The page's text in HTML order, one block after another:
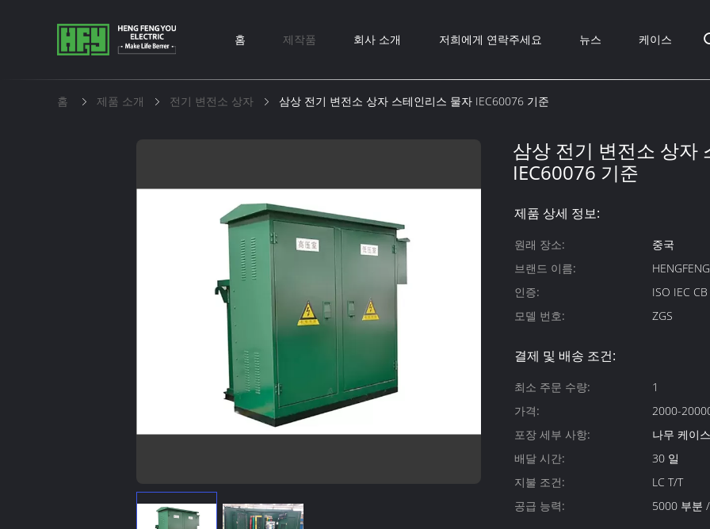
홈 제작품 회사 소개 저희에게 연락주세요 뉴스 케이스
홈 제품 소개 전기 변전소 상자 삼상 전기 변전소 상자 스테인리스 물자 IEC60076 기준
삼상 전기 변전소 상자
IEC60076 기준
제품 상세 정보:
원래 장소:
중국
브랜드 이름:
인증:
ISO IEC
모델 번호:
ZGS
결제 및 배송 조건:
최소 주문 수량:
1
가격:
2000-
포장 세부 사항:
나무 케이스
배달 시간:
30 일
지불 조건:
LC T/T
공급 능력:
5000 부분